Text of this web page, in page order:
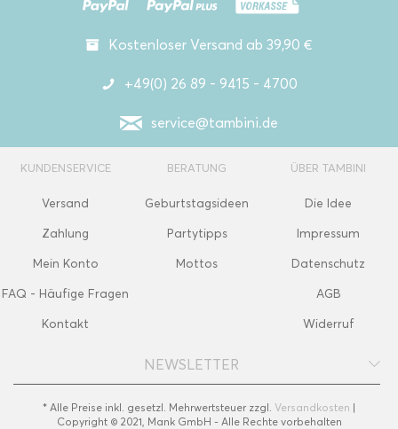
Kostenloser Versand ab 39,90 €
+49(0) 26 89 - 9415 - 4700
service@tambini.de
KUNDENSERVICE
Versand
Zahlung
Mein Konto
FAQ - Häufige Fragen
Kontakt
BERATUNG
Geburtstagsideen
Partytipps
Mottos
ÜBER TAMBINI
Die Idee
Impressum
Datenschutz
AGB
Widerruf
NEWSLETTER
* Alle Preise inkl. gesetzl. Mehrwertsteuer zzgl. Versandkosten |
Copyright © 2021, Mank GmbH - Alle Rechte vorbehalten